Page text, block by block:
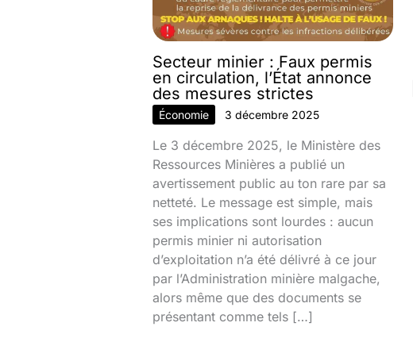
Secteur minier : Faux permis
en circulation, l’État annonce
des mesures strictes
Économie 3 décembre 2025
Le 3 décembre 2025, le Ministère des
Ressources Minières a publié un
avertissement public au ton rare par sa
netteté. Le message est simple, mais
ses implications sont lourdes : aucun
permis minier ni autorisation
d’exploitation n’a été délivré à ce jour
par l’Administration minière malgache,
alors même que des documents se
présentant comme tels […]